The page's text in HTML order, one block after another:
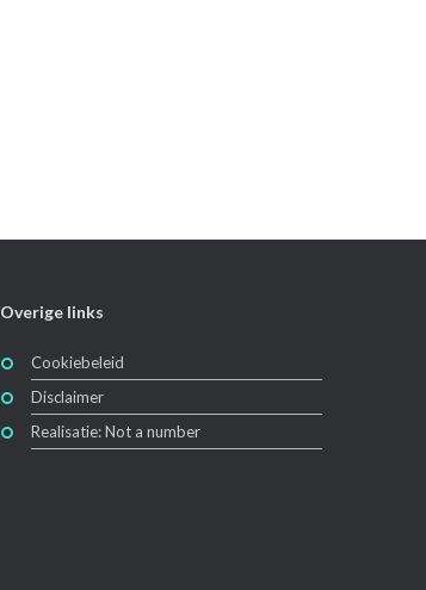
Overige links
Cookiebeleid
Disclaimer
Realisatie: Not a number